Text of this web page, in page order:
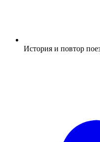
История и повтор